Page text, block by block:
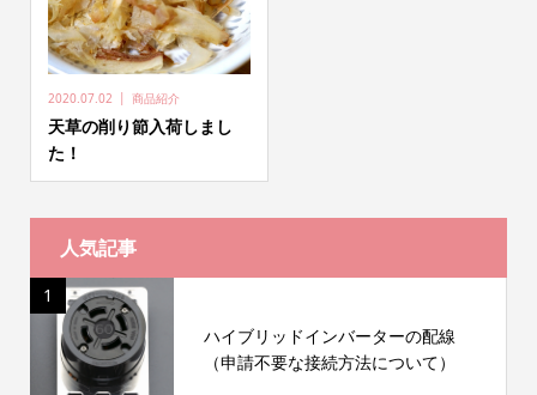
2020.07.02 商品紹介
天草の削り節入荷しまし
た！
人気記事
1
ハイブリッドインバーターの配線
（申請不要な接続方法について）